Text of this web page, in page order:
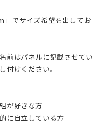
でサイズ希望を出してお
前はパネルに記載させてい
付けください。
が好きな方
に自立している方